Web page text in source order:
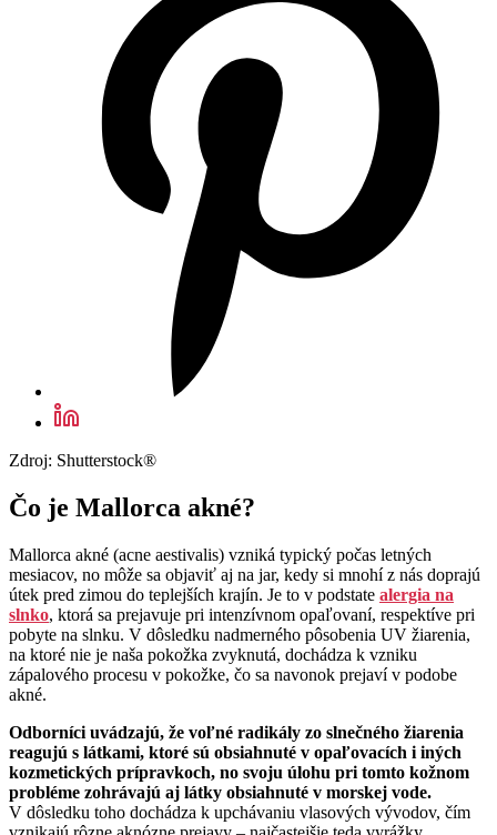
Zdroj: Shutterstock®
Čo je Mallorca akné?
Mallorca akné (acne aestivalis) vzniká typický počas letných
mesiacov, no môže sa objaviť aj na jar, kedy si mnohí z nás doprajú
útek pred zimou do teplejších krajín. Je to v podstate alergia na
slnko, ktorá sa prejavuje pri intenzívnom opaľovaní, respektíve pri
pobyte na slnku. V dôsledku nadmerného pôsobenia UV žiarenia,
na ktoré nie je naša pokožka zvyknutá, dochádza k vzniku
zápalového procesu v pokožke, čo sa navonok prejaví v podobe
akné.
Odborníci uvádzajú, že voľné radikály zo slnečného žiarenia
reagujú s látkami, ktoré sú obsiahnuté v opaľovacích i iných
kozmetických prípravkoch, no svoju úlohu pri tomto kožnom
probléme zohrávajú aj látky obsiahnuté v morskej vode.
V dôsledku toho dochádza k upchávaniu vlasových vývodov, čím